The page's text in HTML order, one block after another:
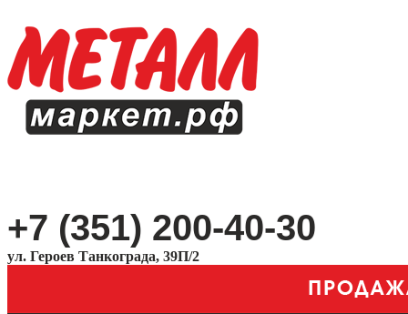
+7 (351) 200-40-30
ул. Героев Танкограда, 39П/2